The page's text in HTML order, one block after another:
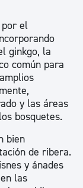
por el
ginkgo, la
común para
y las áreas
bosquetes.
bien
de ribera.
y ánades
las